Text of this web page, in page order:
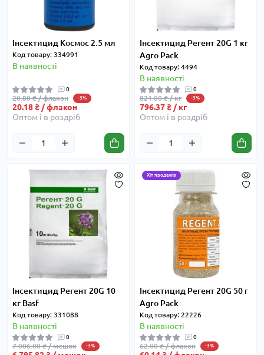
Інсектицид Космос 2.5 мл
Код товару: 334991
В наявності
0
20.80 ₴ / флакон -3%
20.18 ₴ / флакон
Оптом і в роздріб
Інсектицид Регент 20G 1 кг
Agro Pack
Код товару: 4494
В наявності
0
821.00 ₴ / кг -3%
796.37 ₴ / кг
Оптом і в роздріб
Інсектицид Регент 20G 10
кг Basf
Код товару: 331088
В наявності
0
7 006.00 ₴ / мешок -3%
Хіт продажів
Інсектицид Регент 20G 50 г
Agro Pack
Код товару: 22226
В наявності
0
62.00 ₴ / флакон -3%